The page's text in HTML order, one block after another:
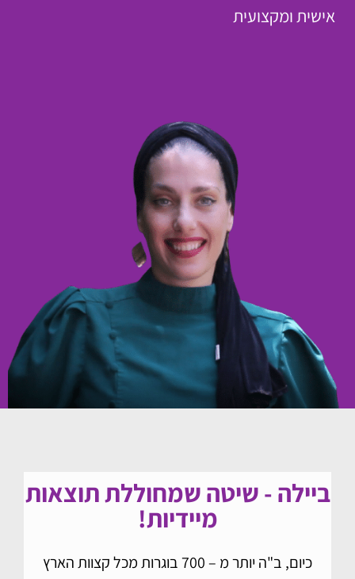
אישית ומקצועית
ביילה - שיטה שמחוללת תוצאות
מיידיות!
כיום, ב"ה יותר מ – 700 בוגרות מכל קצוות הארץ